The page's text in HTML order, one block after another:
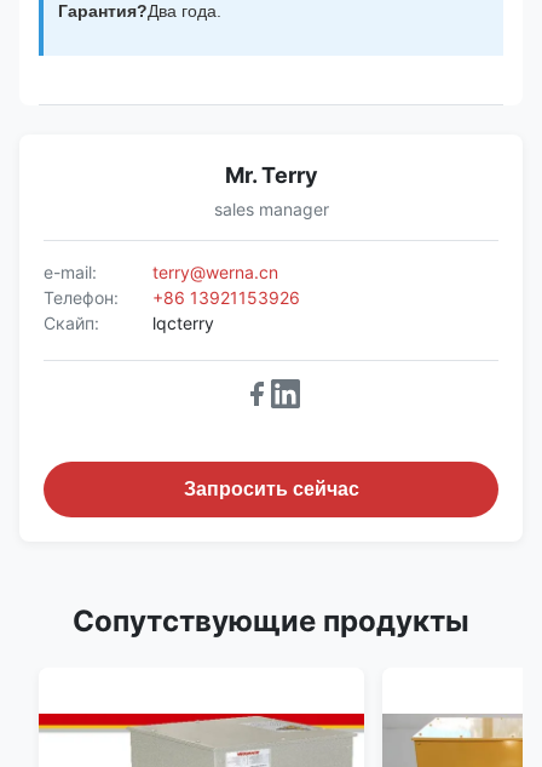
Гарантия?Два года.
Mr. Terry
sales manager
e-mail:
terry@werna.cn
Телефон:
+86 13921153926
Скайп:
lqcterry
Запросить сейчас
Сопутствующие продукты